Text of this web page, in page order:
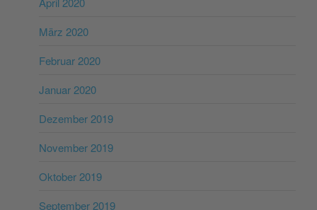
März 2020
Februar 2020
Januar 2020
Dezember 2019
November 2019
Oktober 2019
September 2019